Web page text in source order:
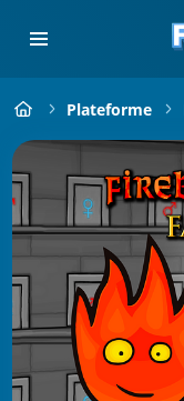
Plateforme